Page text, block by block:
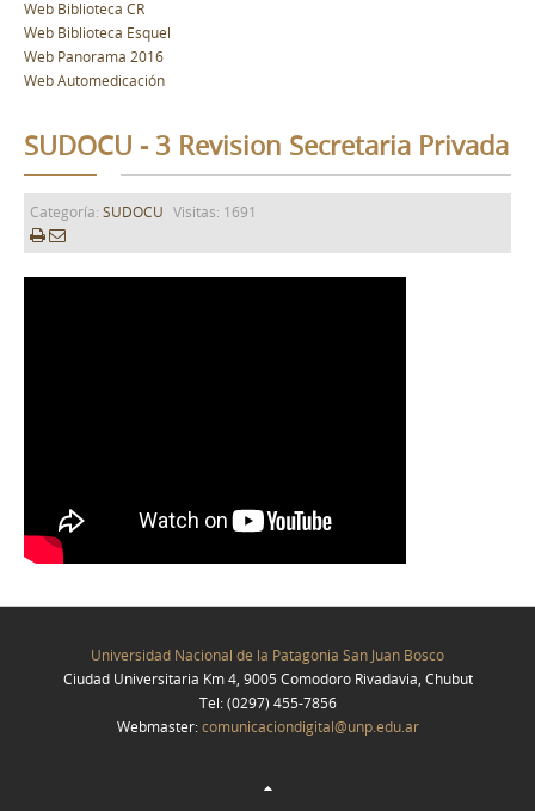
Web Biblioteca CR
Web Biblioteca Esquel
Web Panorama 2016
Web Automedicación
SUDOCU - 3 Revision Secretaria Privada
Categoría: SUDOCU Visitas: 1691
Universidad Nacional de la Patagonia San Juan Bosco
Ciudad Universitaria Km 4, 9005 Comodoro Rivadavia, Chubut
Tel: (0297) 455-7856
Webmaster:comunicaciondigital@unp.edu.ar